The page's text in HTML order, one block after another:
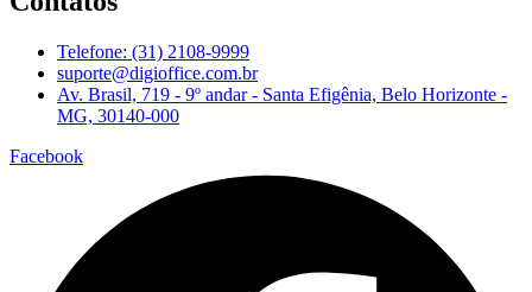
Telefone: (31) 2108-9999
suporte@digioffice.com.br
Av. Brasil, 719 - 9º andar - Santa Efigênia, Belo Horizonte -
MG, 30140-000
Facebook